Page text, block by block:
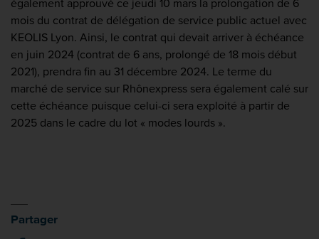
également approuvé ce jeudi 10 mars la prolongation de 6
mois du contrat de délégation de service public actuel avec
KEOLIS Lyon. Ainsi, le contrat qui devait arriver à échéance
en juin 2024 (contrat de 6 ans, prolongé de 18 mois début
2021), prendra fin au 31 décembre 2024. Le terme du
marché de service sur Rhônexpress sera également calé sur
cette échéance puisque celui-ci sera exploité à partir de
2025 dans le cadre du lot « modes lourds ».
Partager